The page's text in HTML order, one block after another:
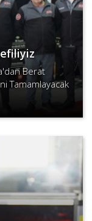
Berat
Tamamlayacak